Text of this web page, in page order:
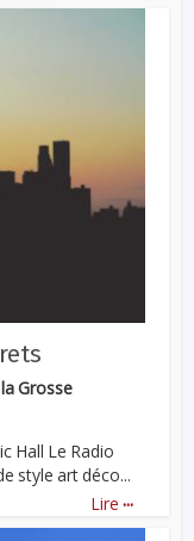
Grosse
Hall Le Radio
style art déco...
Lire ...